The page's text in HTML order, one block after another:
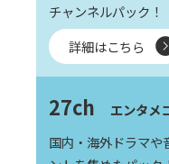
チャンネルパック！
詳細はこちら
27ch エンタメ
国内・海外ドラマや